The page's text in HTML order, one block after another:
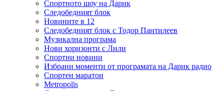
Спортното шоу на Дарик
Следобедният блок
Новините в 12
Следобедният блок с Тодор Пантилеев
Музикална програма
Нови хоризонти с Лили
Спортни новини
Избрани моменти от програмата на Дарик радио
Спортен маратон
Metropolis